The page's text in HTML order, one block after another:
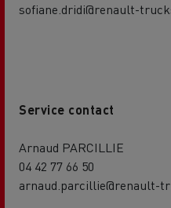
sofiane.dridi@renault-
Service contact
Arnaud PARCILLIE
04 42 77 66 50
arnaud.parcillie@renault-